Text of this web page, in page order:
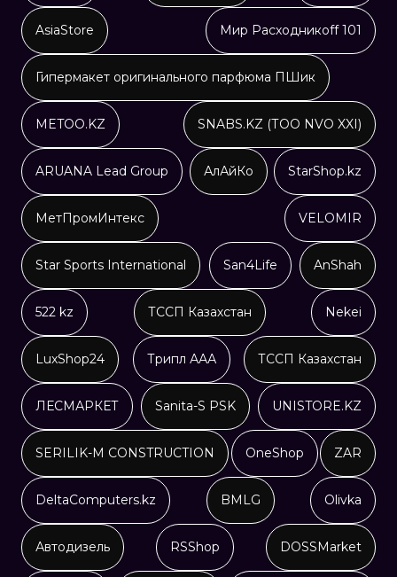
AsiaStore Мир Расходникoff 101
Гипермакет оригинального парфюма ПШик
METOO.KZ SNABS.KZ (ТОО NVO XXI)
ARUANA Lead Group АлАйКо StarShop.kz
МетПромИнтекс VELOMIR
Star Sports International San4Life AnShah
522 kz ТССП Казахстан Nekei
LuxShop24 Трипл ААА ТССП Казахстан
ЛЕСМАРКЕТ Sanita-S PSK UNISTORE.KZ
SERILIK-M CONSTRUCTION OneShop ZAR
DeltaComputers.kz BMLG Olivka
Автодизель RSShop DOSSMarket